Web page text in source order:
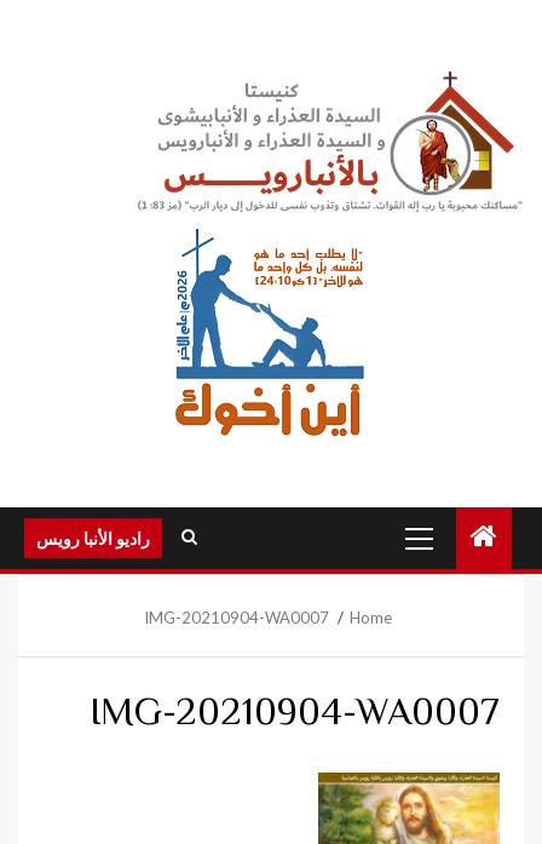
Menu
راديو الأنبا رويس
Home
IMG-20210904-WA0007
IMG-20210904-WA0007